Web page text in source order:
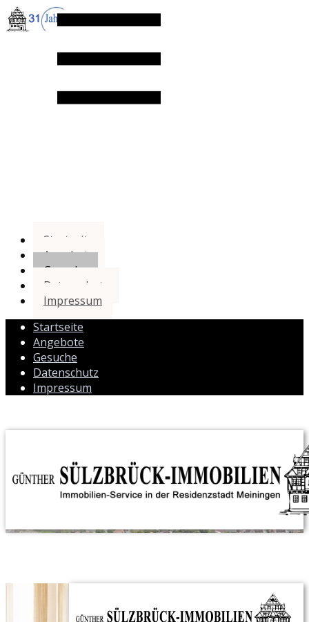
Startseite
Angebote
Gesuche
Datenschutz
Impressum
Startseite
Angebote
Gesuche
Datenschutz
Impressum